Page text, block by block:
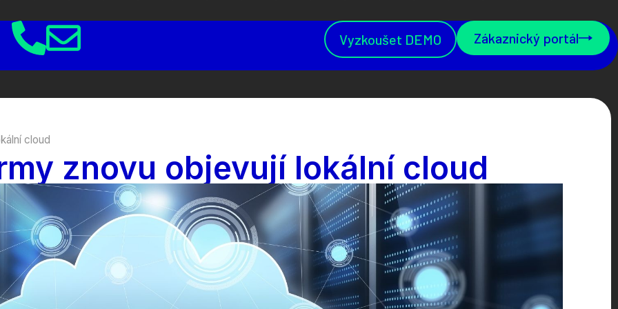
Vyzkoušet DEMO Zákaznický portál
cloud
znovu objevují lokální cloud